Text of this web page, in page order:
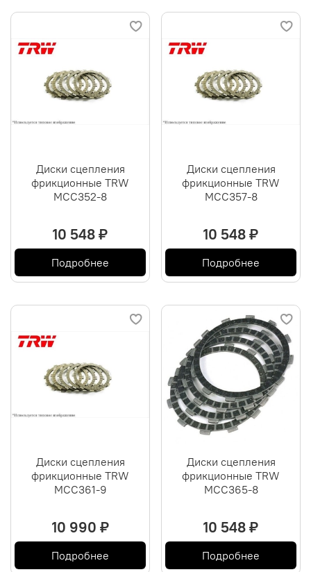
Диски сцепления
фрикционные TRW
MCC352-8
10 548 ₽
Подробнее
Диски сцепления
фрикционные TRW
MCC357-8
10 548 ₽
Подробнее
Диски сцепления
фрикционные TRW
MCC361-9
10 990 ₽
Подробнее
Диски сцепления
фрикционные TRW
MCC365-8
10 548 ₽
Подробнее